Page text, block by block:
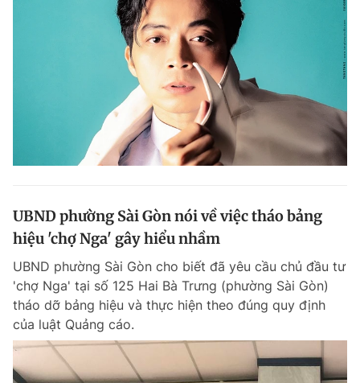
UBND phường Sài Gòn nói về việc tháo bảng
hiệu 'chợ Nga' gây hiểu nhầm
UBND phường Sài Gòn cho biết đã yêu cầu chủ đầu tư
'chợ Nga' tại số 125 Hai Bà Trưng (phường Sài Gòn)
tháo dỡ bảng hiệu và thực hiện theo đúng quy định
của luật Quảng cáo.